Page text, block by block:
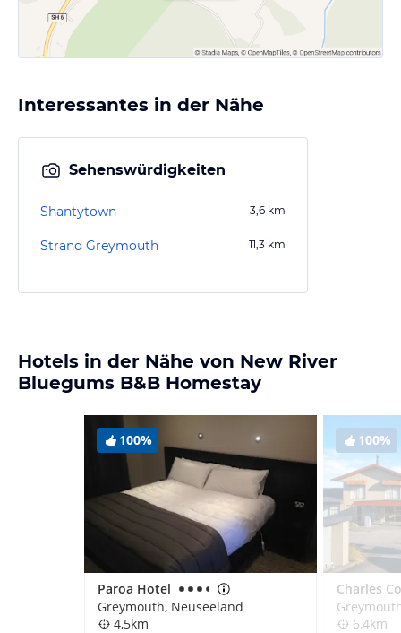
Interessantes in der Nähe
Sehenswürdigkeiten
Shantytown 3,6 km
Strand Greymouth 11,3 km
Hotels in der Nähe von New River
Bluegums B&B Homestay
100%
Paroa Hotel
Greymouth, Neuseeland
4,5km
100%
Charles
6,4km